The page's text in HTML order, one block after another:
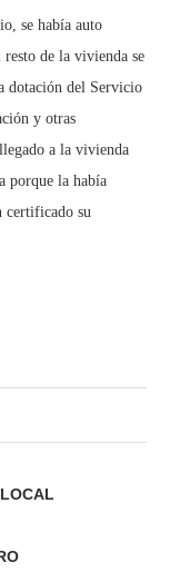
se había auto
de la vivienda se
dotación del Servicio
y otras
a la vivienda
porque la había
certificado su